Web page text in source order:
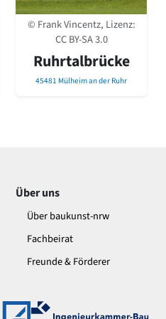
Bauten NRW 2020
© Frank Vincentz, Lizenz:
CC BY-SA 3.0
Ruhrtalbrücke
45481 Mülheim an der Ruhr
Über uns
Über baukunst-nrw
Fachbeirat
Freunde & Förderer